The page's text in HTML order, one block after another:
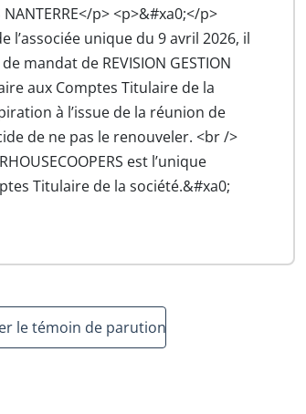
p> <p>&#xa0;</p>
l’associée unique du 9 avril 2026, il
mandat de REVISION GESTION
aux Comptes Titulaire de la
à l’issue de la réunion de
de ne pas le renouveler. <br />
est l’unique
Titulaire de la société.&#xa0;
le témoin de parution